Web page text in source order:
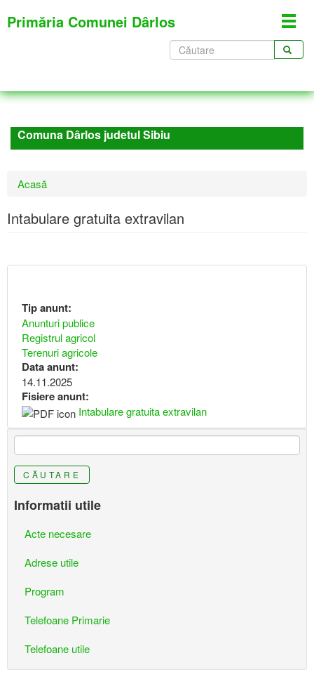
Primăria Comunei Dârlos
Formular
de
Comuna Dârlos judetul Sibiu
Eşti
aici
Acasă
Intabulare gratuita extravilan
Tip anunt:
Anunturi publice
Registrul agricol
Terenuri agricole
Data anunt:
14.11.2025
Fisiere anunt:
Intabulare gratuita extravilan
CĂUTARE
Informatii utile
Acte necesare
Adrese utile
Program
Telefoane Primarie
Telefoane utile